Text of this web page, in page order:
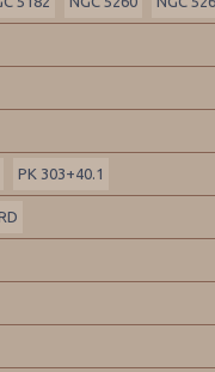
PK 303+40.1